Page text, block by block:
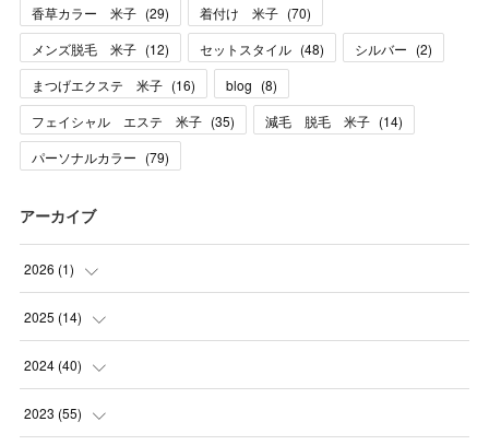
香草カラー 米子 (29) 着付け 米子 (70)
メンズ脱毛 米子 (12) セットスタイル (48) シルバー (2)
まつげエクステ 米子 (16) blog (8)
フェイシャル エステ 米子 (35) 減毛 脱毛 米子 (14)
パーソナルカラー (79)
アーカイブ
2026 (1)
(1
2025 (14)
(10 )
(1
2024 (40)
(1
2023 (55)